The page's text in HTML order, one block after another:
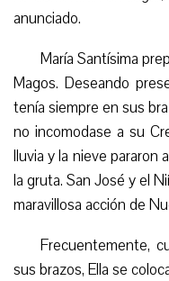
anunciado.
María Santísima
Magos. Deseando
tenía siempre en sus
no incomodase a su
lluvia y la nieve pararon
la gruta. San José y el
maravillosa acción de
Frecuentemente,
sus brazos, Ella se